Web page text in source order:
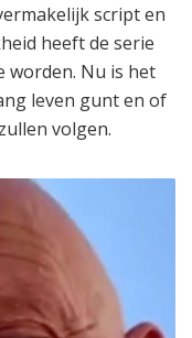
script en
heeft de serie
worden. Nu is het
leven gunt en of
volgen.